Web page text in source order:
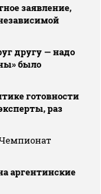
заявление,
другу — надо
было
готовности
раз
аргентинские